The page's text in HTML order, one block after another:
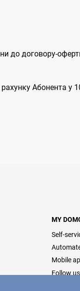
до договору-
Абонента у
MY
Self-
Mobile
Follow